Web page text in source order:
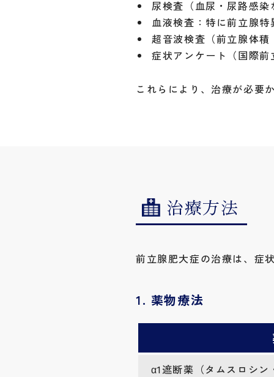
尿検査（血尿・尿路感
血液検査：特に前立腺
超音波検査（前立腺体
症状アンケート（国際
これらにより、治療が必要
治療方法
前立腺肥大症の治療は、症
1. 薬物療法
α1遮断薬（タムスロシ